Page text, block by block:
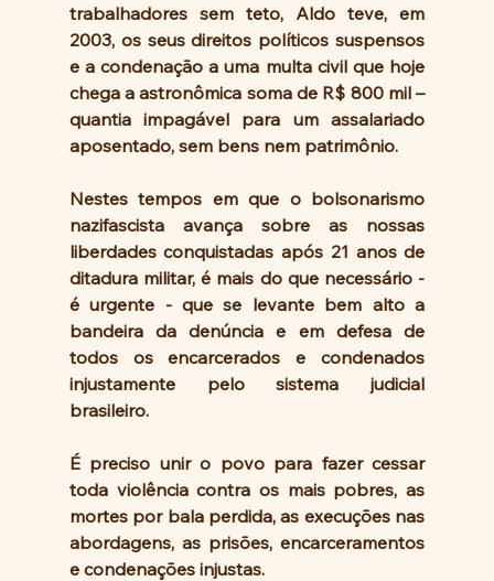
trabalhadores sem teto, Aldo teve, em
2003, os seus direitos políticos suspensos
e a condenação a uma multa civil que hoje
chega a astronômica soma de R$ 800 mil –
quantia impagável para um assalariado
aposentado, sem bens nem patrimônio.
Nestes tempos em que o bolsonarismo
nazifascista avança sobre as nossas
liberdades conquistadas após 21 anos de
ditadura militar, é mais do que necessário -
é urgente - que se levante bem alto a
bandeira da denúncia e em defesa de
todos os encarcerados e condenados
injustamente pelo sistema judicial
brasileiro.
É preciso unir o povo para fazer cessar
toda violência contra os mais pobres, as
mortes por bala perdida, as execuções nas
abordagens, as prisões, encarceramentos
e condenações injustas.